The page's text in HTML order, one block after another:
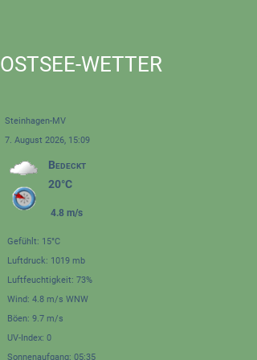
OSTSEE-WETTER
Steinhagen-MV
7. August 2026, 15:09
Bedeckt
20°C
4.8 m/s
Gefühlt: 15°C
Luftdruck: 1019 mb
Luftfeuchtigkeit: 73%
Wind: 4.8 m/s WNW
Böen: 9.7 m/s
UV-Index: 0
Sonnenaufgang: 05:35